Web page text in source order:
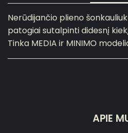
Nerūdijančio plieno
patogiai sutalpinti didesnį
Tinka MEDIA ir MINIMO
APIE